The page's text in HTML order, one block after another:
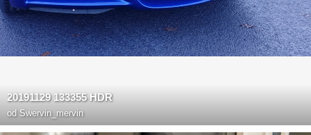
20191129 133355 HDR
od Swervin_mervin